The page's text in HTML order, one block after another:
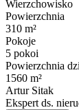
Wierzchowisko
Powierzchnia
310 m²
Pokoje
5 pokoi
Powierzchnia
1560 m²
Artur Sitak
Ekspert ds.